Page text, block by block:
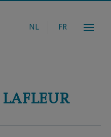
NL FR
LAFLEUR